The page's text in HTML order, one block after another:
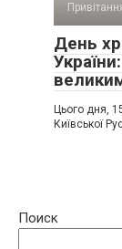
День
Цього дня,
Київської
Поиск